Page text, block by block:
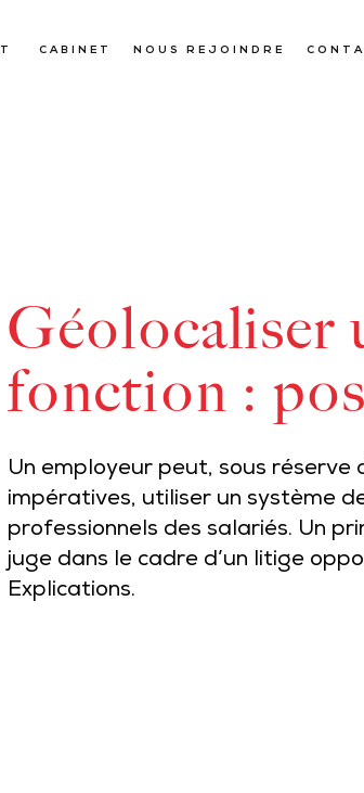
CABINET NOUS REJOINDRE
Géolocaliser
fonction :
Un employeur peut, sous
impératives, utiliser un système
professionnels des salariés. Un
juge dans le cadre d’un litige
Explications.